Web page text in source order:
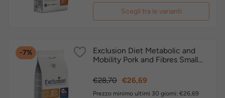
Scegli tra le varianti
-7%
Exclusion Diet Metabolic and
Mobility Pork and Fibres Small
Prezzo
€28,70 Prezzo
€26,69
Prezzo minimo ultimi 30 giorni: €26,69